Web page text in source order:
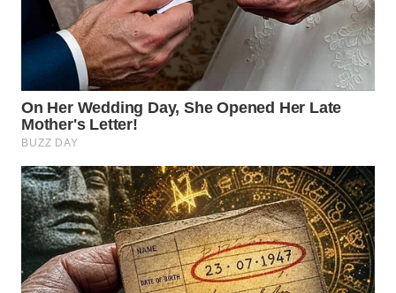
WN
SIMALUNGUN
WN
LABUHANBATU
WN
TENGAH
WN DELI
SERDANG
WN